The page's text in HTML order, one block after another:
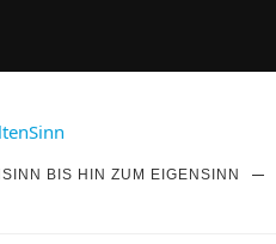
BIS HIN ZUM EIGENSINN